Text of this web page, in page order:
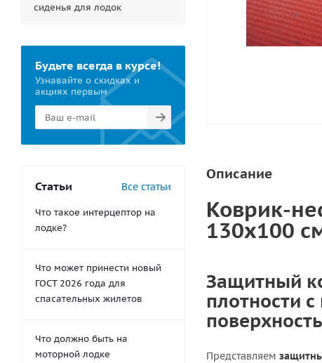
Описание
Коврик-
130х100
Защитный
плотности
Представляем
сиденья для лодок
Будьте всегда в курсе!
Узнавайте о скидках и
акциях первым
Статьи Все статьи
Что такое интерцептор на
лодке?
Что может принести новый
ГОСТ 2026 года для
спасательных жилетов
Что должно быть на
моторной лодке